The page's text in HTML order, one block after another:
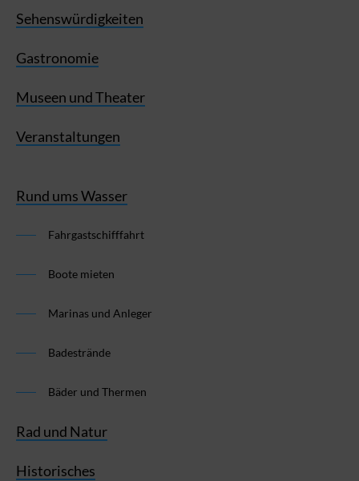
Sehenswürdigkeiten
Gastronomie
Museen und Theater
Veranstaltungen
Rund ums Wasser
Fahrgastschifffahrt
Boote mieten
Marinas und Anleger
Badestrände
Bäder und Thermen
Rad und Natur
Historisches